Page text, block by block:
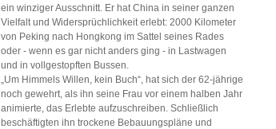
ein winziger Ausschnitt. Er hat China in seiner ganzen
Vielfalt und Widersprüchlichkeit erlebt: 2000 Kilometer
von Peking nach Hongkong im Sattel seines Rades
oder - wenn es gar nicht anders ging - in Lastwagen
und in vollgestopften Bussen.
„Um Himmels Willen, kein Buch“, hat sich der 62-jährige
noch gewehrt, als ihn seine Frau vor einem halben Jahr
animierte, das Erlebte aufzuschreiben. Schließlich
beschäftigten ihn trockene Bebauungspläne und